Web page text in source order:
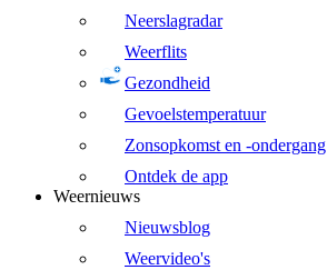
Neerslagradar
Weerflits
Gezondheid
Gevoelstemperatuur
Zonsopkomst en -ondergang
Ontdek de app
Weernieuws
Nieuwsblog
Weervideo's